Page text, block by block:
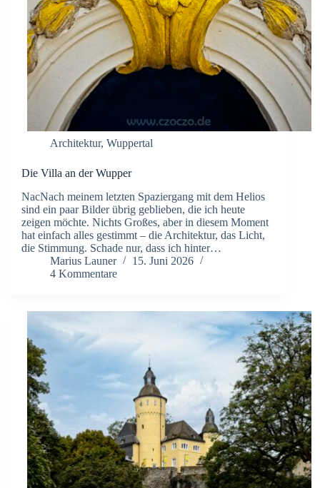
Architektur, Wuppertal
Die Villa an der Wupper
NacNach meinem letzten Spaziergang mit dem Helios
sind ein paar Bilder übrig geblieben, die ich heute
zeigen möchte. Nichts Großes, aber in diesem Moment
hat einfach alles gestimmt – die Architektur, das Licht,
die Stimmung. Schade nur, dass ich hinter…
Marius Launer
15. Juni 2026
4 Kommentare